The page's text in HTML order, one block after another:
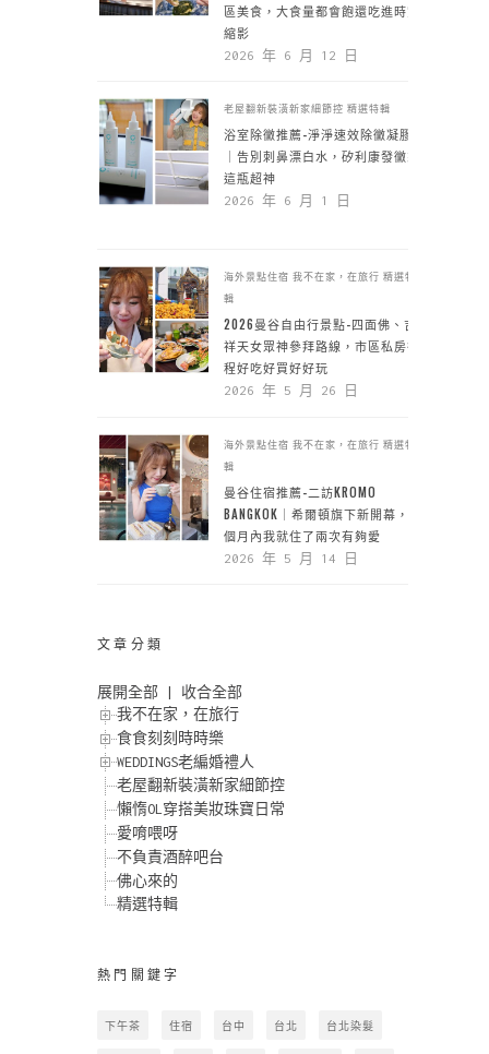
區美食，大食量都會飽還吃進時空
縮影
2026 年 6 月 12 日
老屋翻新裝潢新家細節控 精選特輯
浴室除黴推薦-淨淨速效除黴凝膠
｜告別刺鼻漂白水，矽利康發黴靠
這瓶超神
2026 年 6 月 1 日
海外景點住宿 我不在家，在旅行 精選特
輯
2026曼谷自由行景點-四面佛、吉
祥天女眾神參拜路線，市區私房行
程好吃好買好好玩
2026 年 5 月 26 日
海外景點住宿 我不在家，在旅行 精選特
輯
曼谷住宿推薦-二訪KROMO
BANGKOK｜希爾頓旗下新開幕，一
個月內我就住了兩次有夠愛
2026 年 5 月 14 日
文章分類
展開全部
收合全部
我不在家，在旅行
食食刻刻時時樂
WEDDINGS老編婚禮人
老屋翻新裝潢新家細節控
懶惰OL穿搭美妝珠寶日常
愛唷喂呀
不負責酒醉吧台
佛心來的
精選特輯
熱門關鍵字
下午茶 住宿 台中 台北 台北染髮